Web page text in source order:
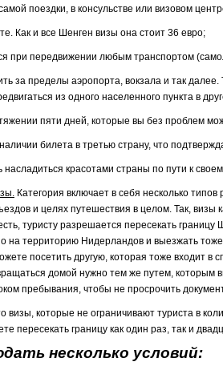
поездки, в консульстве или визовом
Как и все Шенген визы она стоит 36 евро;
при передвижении любым транспортом
за пределы аэропорта, вокзала и так
из одного населенного пункта в
пяти дней, которые вы без проблем
билета в третью страну, что
насладиться красотами страны по пути к
Категория включает в себя несколько
и целях путешествия в целом. Так, визы
туристу разрешается пересекать
на территорию Нидерландов и выезжать тоже
посетить другую, которая тоже входит в
домой нужно тем же путем, которым
пребывания, чтобы не просрочить
визы, которые не ограничивают туриста в
пересекать границу как один раз, так и
несколько условий: